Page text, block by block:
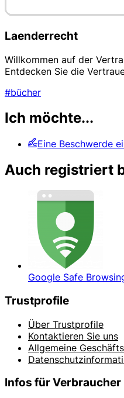
Laenderrecht
Willkommen auf der
Entdecken Sie die
#bücher
Ich möchte...
Eine Beschwerde
Auch registriert
Google Safe
Trustprofile
Über Trustprofile
Kontaktieren Sie uns
Allgemeine
Infos für Verbraucher